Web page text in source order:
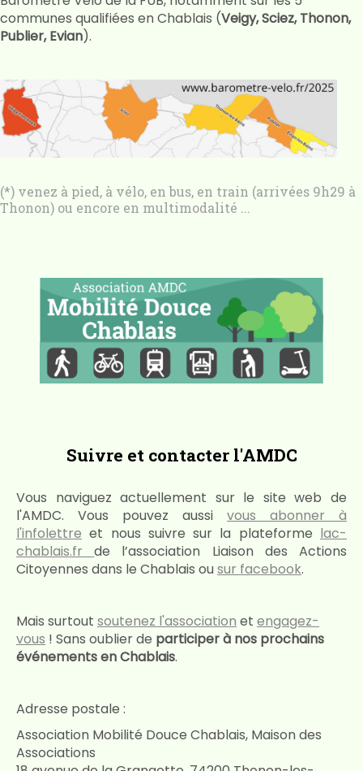
communes qualifiées en Chablais (Veigy, Sciez, Thonon,
Publier, Evian).
(*) venez à pied, à vélo, en bus, en train (arrivées 9h29 à
Thonon) ou encore en multimodalité ...
Suivre et contacter l'AMDC
Vous naviguez actuellement sur le site web de
l'AMDC. Vous pouvez aussi vous abonner à
l'infolettre et nous suivre sur la plateforme lac-
chablais.frde l’association Liaison des Actions
Citoyennes dans le Chablais ousur facebook.
Mais surtout soutenez l'association et engagez-
vous ! Sans oublier de participer à nos prochains
événements en Chablais.
Adresse postale :
Association Mobilité Douce Chablais, Maison des
Associations